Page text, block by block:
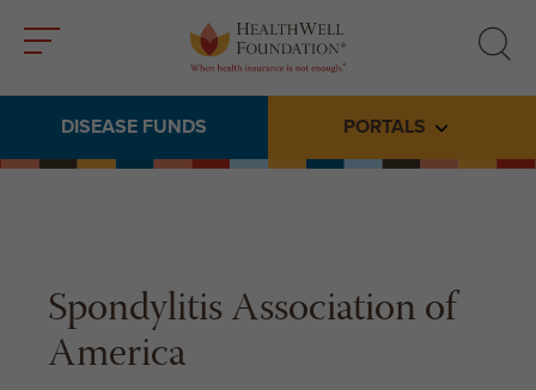
search
DISEASE FUNDS PORTALS Toggle
Spondylitis Association of
America